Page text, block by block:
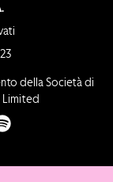
della Società di